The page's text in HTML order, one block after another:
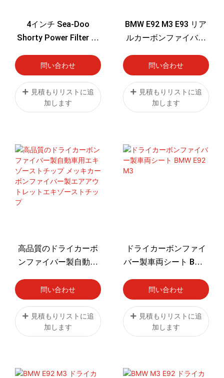
4インチ Sea-Doo
Shorty Power Filter カ
インテークキット1
問い合わせ
見積もりリストに追
加します
BMW E92 M3 E93 リア
ルカーボンファイバー
問い合わせ
見積もりリストに追
加します
高品質のドライカーボ
ンファイバー製自動車
メッキカーボンファイ
バー製エアアウトレッ
トエキゾーストチップ
問い合わせ
見積もりリストに追
加します
ドライカーボンファイ
バー製車両シート BMW
問い合わせ
見積もりリストに追
加します